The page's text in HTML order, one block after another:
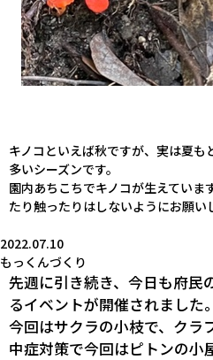
キノコといえば秋ですが、実は夏も
多いシーズンです。
園内あちこちでキノコが生えていま
たり触ったりはしないようにお願い
2022.07.10
もっくんづくり
先週に引き続き、今日も府民
るイベントが開催されました。
今回はサクラの小枝で、クラ
中症対策で今回はピトンの小